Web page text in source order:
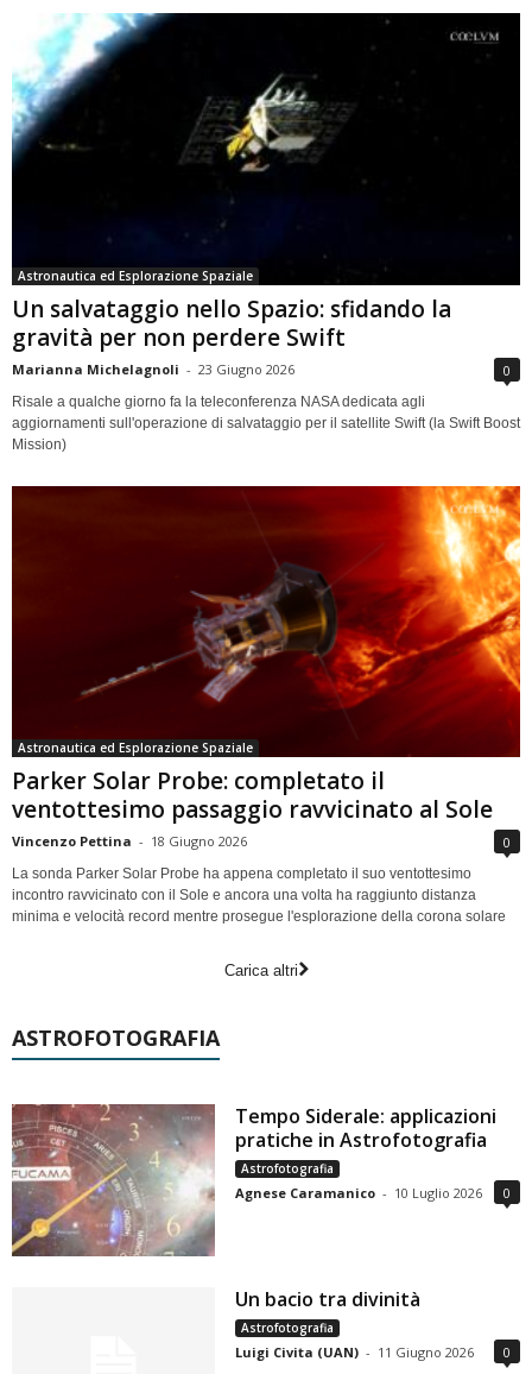
Astronautica ed Esplorazione Spaziale
Un salvataggio nello Spazio: sfidando la
gravità per non perdere Swift
Marianna Michelagnoli - 23 Giugno 2026 0
Risale a qualche giorno fa la teleconferenza NASA dedicata agli
aggiornamenti sull'operazione di salvataggio per il satellite Swift (la Swift Boost
Mission)
Astronautica ed Esplorazione Spaziale
Parker Solar Probe: completato il
ventottesimo passaggio ravvicinato al Sole
Vincenzo Pettina - 18 Giugno 2026 0
La sonda Parker Solar Probe ha appena completato il suo ventottesimo
incontro ravvicinato con il Sole e ancora una volta ha raggiunto distanza
minima e velocità record mentre prosegue l'esplorazione della corona solare
Carica altri
ASTROFOTOGRAFIA
Tempo Siderale: applicazioni
pratiche in Astrofotografia
Astrofotografia
Agnese Caramanico - 10 Luglio 2026 0
Un bacio tra divinità
Astrofotografia
Luigi Civita (UAN) - 11 Giugno 2026 0